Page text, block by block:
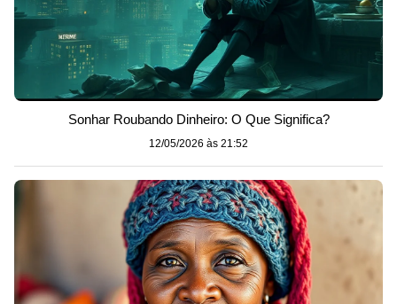
Sonhar Roubando Dinheiro: O Que Significa?
12/05/2026 às 21:52